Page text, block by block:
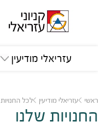
עזריאלי מודיעין
ראשי עזריאלי מודיעין לכל החנויות
החנויות שלנו